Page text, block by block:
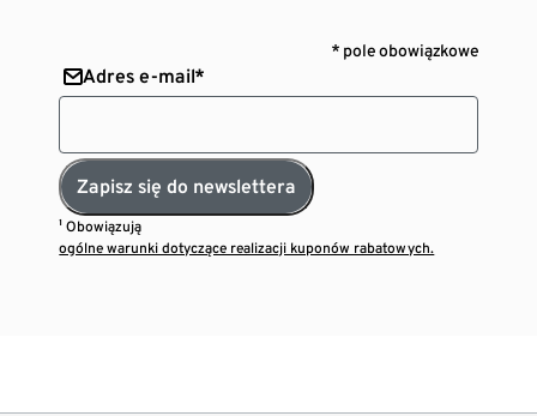
* pole obowiązkowe
Adres e-mail*
Zapisz się do newslettera
¹ Obowiązują
ogólne warunki dotyczące realizacji kuponów rabatowych.